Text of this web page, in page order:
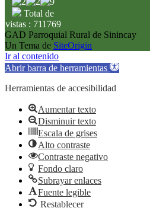
Total de
vistas : 711769
GAD Parroquial Rural de Sinincay
Un Tema de SiteOrigin
Ir al contenido
Abrir barra de herramientas
Herramientas de accesibilidad
Aumentar texto
Disminuir texto
Escala de grises
Alto contraste
Contraste negativo
Fondo claro
Subrayar enlaces
Fuente legible
Restablecer